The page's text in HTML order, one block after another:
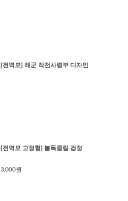
[전역모] 해군 작전사령부 디자인
[전역모 고정형] 불독클립 검정
3,000원